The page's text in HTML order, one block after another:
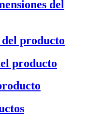
del
producto
producto